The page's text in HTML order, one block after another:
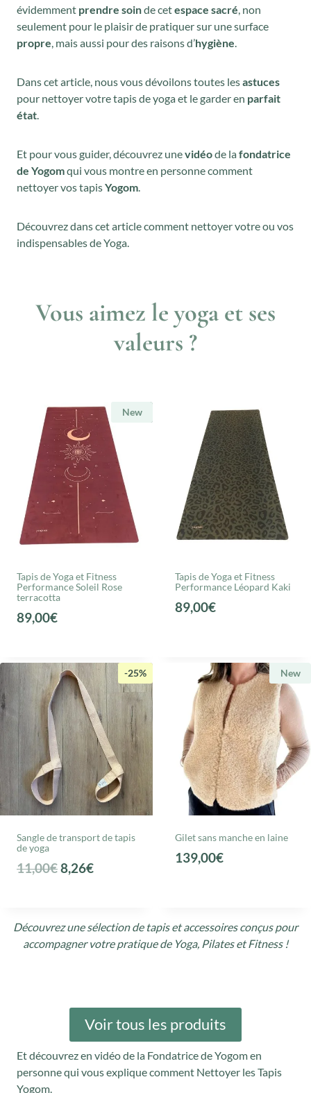
évidemment prendre soinde cetespace sacré , non
seulement pour le plaisir de pratiquer sur une surface
propre , mais aussi pour des raisons d’hygiène
Dans cet article, nous vous dévoilons toutes lesastuces
pour nettoyer votre tapis de yoga et le garder en parfait
état
Et pour vous guider, découvrez unevidéode lafondatrice
de Yogomqui vous montre en personne comment
nettoyer vos tapisYogom
Découvrez dans cet article comment nettoyer votre ou vos
indispensables de Yoga.
Vous aimez le yoga et ses
valeurs ?
New
New
Tapis de Yoga et Fitness
Performance Soleil Rose
terracotta
89,00€
Tapis de Yoga et Fitness
Performance Léopard Kaki
89,00€
-25%
Sangle de transport de tapis
de yoga
11,00€L
r
i
i
a
8,26€L
r
i
t
u
e
l
New
Gilet sans manche en laine
139,00€
Découvrez une sélection de tapis et accessoires conçus pour
accompagner votre pratique de Yoga, Pilates et Fitness !
Voir tous les produits
Et découvrez en vidéo de la Fondatrice de Yogom en
personne qui vous explique comment Nettoyer les Tapis
Yogom.